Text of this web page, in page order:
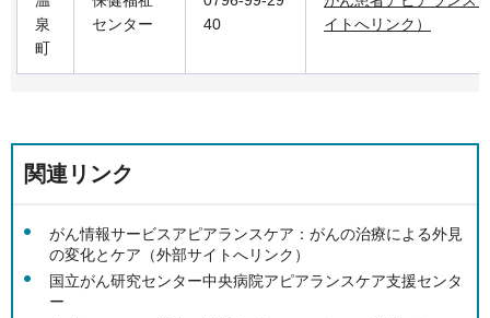
泉
町
センター
40
イトへリンク）
関連リンク
がん情報サービスアピアランスケア：がんの治療による外見
の変化とケア（外部サイトへリンク）
国立がん研究センター中央病院アピアランスケア支援センタ
ー